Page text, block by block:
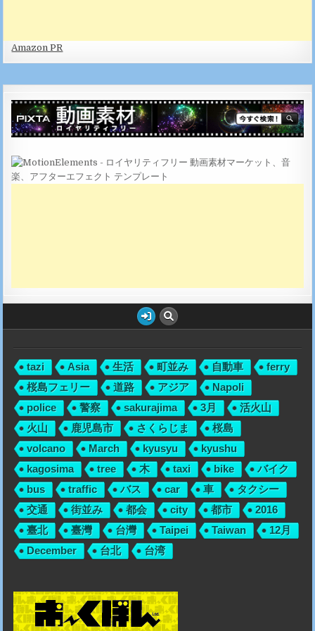
Amazon PR
tazi Asia 生活 町並み 自動車
ferry
桜島フェリー
道路 アジア
Napoli
police
警察 sakurajima 3月
活火山
火山
鹿児島市 さくらじま
桜島
volcano
March kyusyu
kyushu
kagosima
tree 木 taxi bike
バイク
bus
traffic バス car 車
タクシー
交通
街並み 都会 city 都市
2016
臺北
臺灣 台灣 Taipei Taiwan
12月
December
台北 台湾